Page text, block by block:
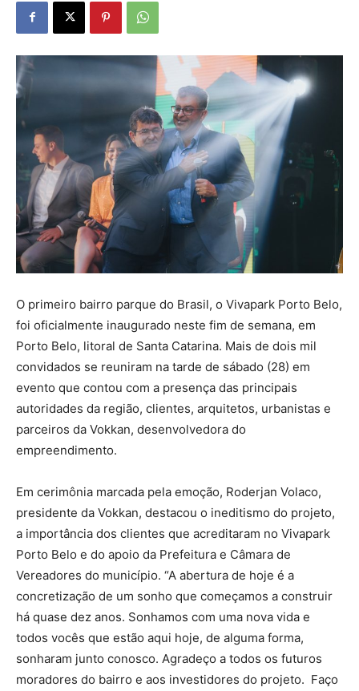
O primeiro bairro parque do Brasil, o Vivapark Porto Belo,
foi oficialmente inaugurado neste fim de semana, em
Porto Belo, litoral de Santa Catarina. Mais de dois mil
convidados se reuniram na tarde de sábado (28) em
evento que contou com a presença das principais
autoridades da região, clientes, arquitetos, urbanistas e
parceiros da Vokkan, desenvolvedora do
empreendimento.
Em cerimônia marcada pela emoção, Roderjan Volaco,
presidente da Vokkan, destacou o ineditismo do projeto,
a importância dos clientes que acreditaram no Vivapark
Porto Belo e do apoio da Prefeitura e Câmara de
Vereadores do município. “A abertura de hoje é a
concretização de um sonho que começamos a construir
há quase dez anos. Sonhamos com uma nova vida e
todos vocês que estão aqui hoje, de alguma forma,
sonharam junto conosco. Agradeço a todos os futuros
moradores do bairro e aos investidores do projeto. Faço